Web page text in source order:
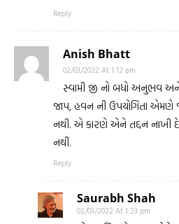
Reply
Anish Bhatt
02/03/2022 At 1:12 pm
સ્વામી જી નો બધો અનુભવ
જાપ, હવન ની ઉપયોગિતા એમણે
નથી. એ કારણે એને તદ્દન નાખી
નથી.
Reply
Saurabh Shah
02/03/2022 At 1:23 pm